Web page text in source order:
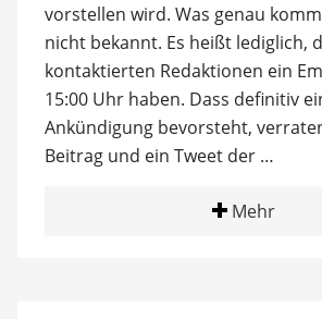
vorstellen wird. Was genau
nicht bekannt. Es heißt lediglich,
kontaktierten Redaktionen ein
15:00 Uhr haben. Dass definitiv
Ankündigung bevorsteht,
Beitrag und ein Tweet der …
Mehr